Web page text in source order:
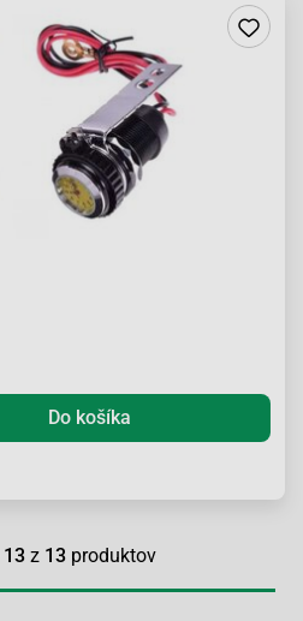
Do košíka
13 z 13 produktov